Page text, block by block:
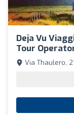
Deja Vu
Tour
Via Thaulero,